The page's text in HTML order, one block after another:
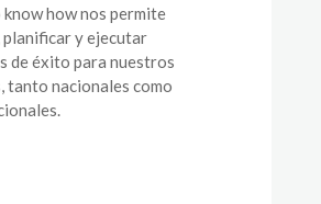
how nos permite
planificar y ejecutar
de éxito para nuestros
tanto nacionales como